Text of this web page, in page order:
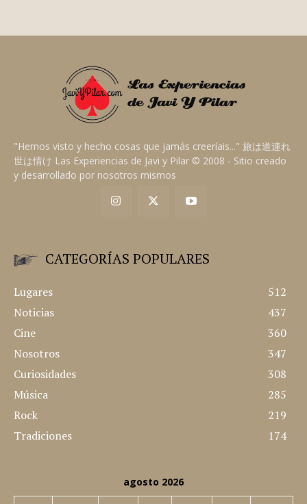
"Hemos visto y hecho cosas que jamás creeríais..." 旅は道連れ
世は情け Las Experiencias de Javi y Pilar © 2008 - Sitio creado
y desarrollado por nosotros mismos
CATEGORÍAS POPULARES
Lugares
512
Noticias
437
Cine
360
Nosotros
347
Curiosidades
308
Música
285
Rock
219
Tradiciones
174
agosto 2026